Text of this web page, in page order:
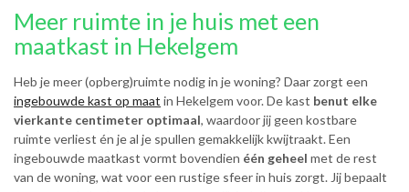
Meer ruimte in je huis met een
maatkast in Hekelgem
Heb je meer (opberg)ruimte nodig in je woning? Daar zorgt een
ingebouwde kast op maat in Hekelgem voor. De kast benut elke
vierkante centimeter optimaal, waardoor jij geen kostbare
ruimte verliest én je al je spullen gemakkelijk kwijtraakt. Een
ingebouwde maatkast vormt bovendien één geheel met de rest
van de woning, wat voor een rustige sfeer in huis zorgt. Jij bepaalt